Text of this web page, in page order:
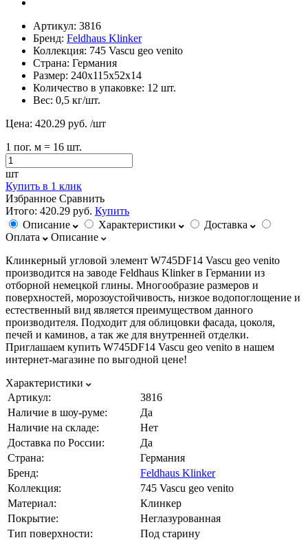
Артикул: 3816
Бренд: Feldhaus Klinker
Коллекция: 745 Vascu geo venito
Страна: Германия
Размер: 240х115х52х14
Количество в упаковке: 12 шт.
Вес: 0,5 кг/шт.
Цена: 420.29 руб. /шт
1 пог. м = 16 шт.
шт
Купить в 1 клик
Избранное Сравнить
Итого: 420.29 руб. Купить
Описание
Характеристики
Доставка
Оплата
Описание
Клинкерный угловой элемент W745DF14 Vascu geo venito
производится на заводе Feldhaus Klinker в Германии из
отборной немецкой глины. Многообразие размеров и
поверхностей, морозоустойчивость, низкое водопоглощение и
естественный вид является преимуществом данного
производителя. Подходит для облицовки фасада, цоколя,
печей и каминов, а так же для внутренней отделки.
Приглашаем купить W745DF14 Vascu geo venito в нашем
интернет-магазине по выгодной цене!
Характеристики
Артикул:
3816
Наличие в шоу-руме:
Да
Наличие на складе:
Нет
Доставка по России:
Да
Страна:
Германия
Бренд:
Feldhaus Klinker
Коллекция:
745 Vascu geo venito
Материал:
Клинкер
Покрытие:
Неглазурованная
Тип поверхности:
Под старину